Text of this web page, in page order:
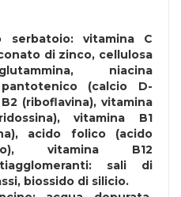
vitamina C
di zinco, cellulosa
niacina
(calcio D-
(riboflavina), vitamina
vitamina B1
acido folico (acido
vitamina B12
sali di
biossido di silicio.